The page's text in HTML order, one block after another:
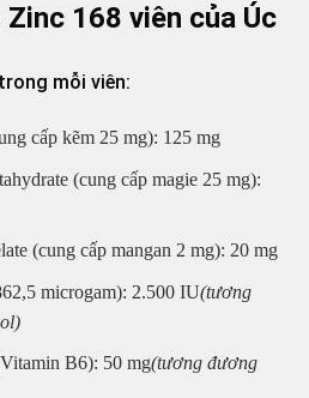
168 viên của Úc
mỗi viên:
cấp kẽm 25 mg): 125 mg
(cung cấp magie 25 mg):
(cung cấp mangan 2 mg): 20 mg
microgam): 2.500 IU(tương
B6): 50 mg(tương đương